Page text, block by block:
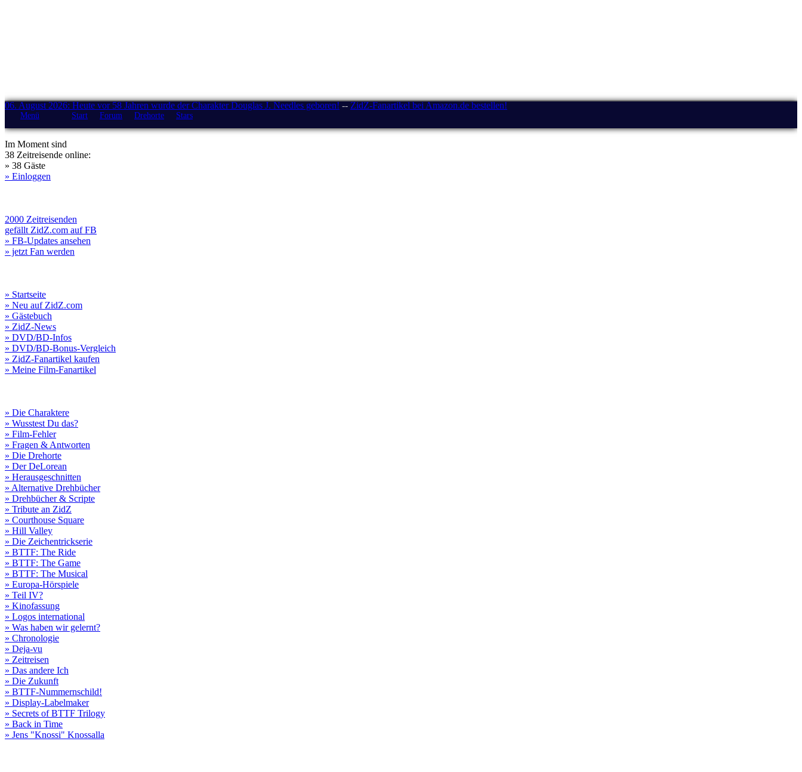
06. August 2026: Heute vor 58 Jahren wurde der Charakter Douglas J. Needles geboren! -- ZidZ-Fanartikel bei Amazon.de bestellen!
Menü Start Forum Drehorte Stars
Im Moment sind
38 Zeitreisende online:
» 38 Gäste
» Einloggen
2000 Zeitreisenden
gefällt ZidZ.com auf FB
» FB-Updates ansehen
» jetzt Fan werden
» Startseite
» Neu auf ZidZ.com
» Gästebuch
» ZidZ-News
» DVD/BD-Infos
» DVD/BD-Bonus-Vergleich
» ZidZ-Fanartikel kaufen
» Meine Film-Fanartikel
» Die Charaktere
» Wusstest Du das?
» Film-Fehler
» Fragen & Antworten
» Die Drehorte
» Der DeLorean
» Herausgeschnitten
» Alternative Drehbücher
» Drehbücher & Scripte
» Tribute an ZidZ
» Courthouse Square
» Hill Valley
» Die Zeichentrickserie
» BTTF: The Ride
» BTTF: The Game
» BTTF: The Musical
» Europa-Hörspiele
» Teil IV?
» Kinofassung
» Logos international
» Was haben wir gelernt?
» Chronologie
» Deja-vu
» Zeitreisen
» Das andere Ich
» Die Zukunft
» BTTF-Nummernschild!
» Display-Labelmaker
» Secrets of BTTF Trilogy
» Back in Time
» Jens "Knossi" Knossalla